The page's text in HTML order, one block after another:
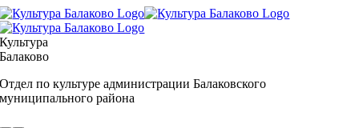
Skip
to
content
Культура
Балаково
Отдел по культуре администрации Балаковского
муниципального района